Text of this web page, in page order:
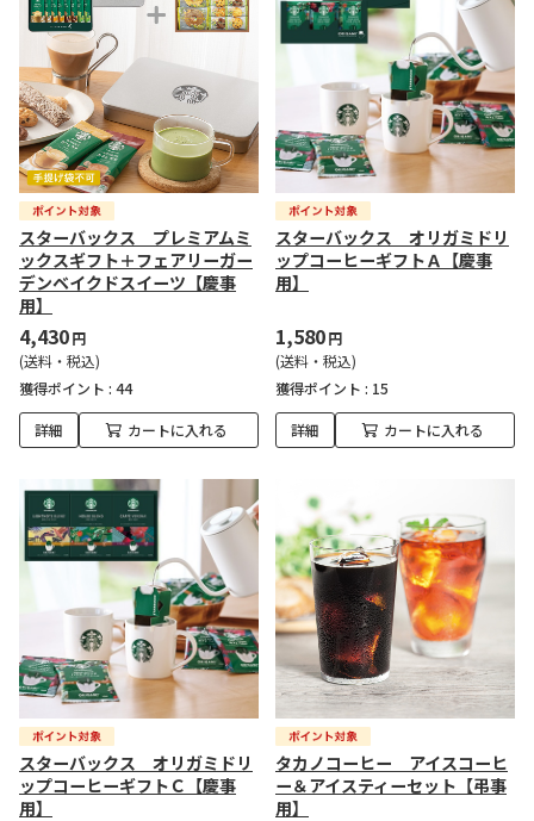
スターバックス プレミアムミ
ックスギフト＋フェアリーガー
デンベイクドスイーツ【慶事
用】
4,430円
(送料・税込)
獲得ポイント : 44
詳細 カートに入れる
スターバックス オリガミドリ
ップコーヒーギフトＡ【慶事
用】
1,580円
(送料・税込)
獲得ポイント : 15
詳細 カートに入れる
スターバックス オリガミドリ
ップコーヒーギフトＣ【慶事
用】
タカノコーヒー アイスコーヒ
ー＆アイスティーセット【弔事
用】